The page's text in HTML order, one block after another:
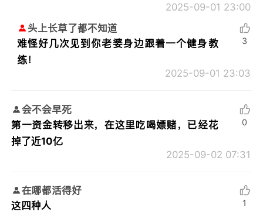
2025-09-01 23:00
头上长草了都不知道
难怪好几次见到你老婆身边跟着一个健身教
练！
2025-09-01 23:03
3
会不会早死
第一资金转移出来，在这里吃喝嫖赌，已经花
掉了近10亿
2025-09-02 07:31
0
在哪都活得好
这四种人
1